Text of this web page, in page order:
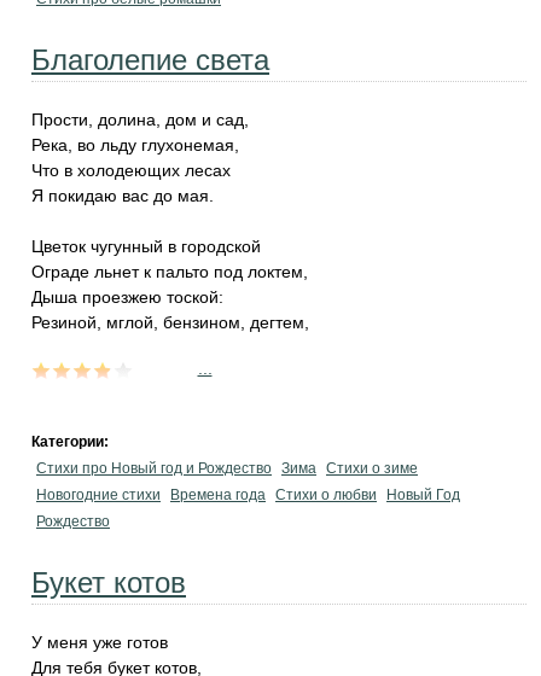
Благолепие света
Прости, долина, дом и сад,
Река, во льду глухонемая,
Что в холодеющих лесах
Я покидаю вас до мая.
Цветок чугунный в городской
Ограде льнет к пальто под локтем,
Дыша проезжею тоской:
Резиной, мглой, бензином, дегтем,
Категории:
Стихи про Новый год и Рождество Зима Стихи о зиме
Новогодние стихи
Времена года Стихи о любви
Новый Год
Рождество
Букет котов
У меня уже готов
Для тебя букет котов,